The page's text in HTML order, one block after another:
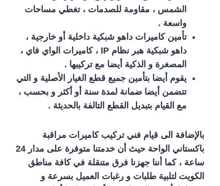
الشمس ، مقاومة للصدمات ، تغطي مساحات
واسعة .
تأمين كاميرات داهو شبكية داخلية أو خارجية ،
داهو شبكية هبر نظام IP ، كاميرات الواي فاي ،
المصغرة و الذكية أيضا مع تركيبها .
يقوم أيضا بتأمين جميع قطع الغيار الأصلية و التي
تتضمن أيضا ضمانة لمدة سنة أو أكثر و بحسب ،
مع القيام بتبديل القطع التالفة بالحديثة .
بالإضافة الى قيام فني تركيب كاميرات مراقبة
باكستاني الواحة حيث أن خدمتنا متوفرة على مدار 24
ساعة ، كما أننا جهزنا فرق متنقلة في كافة مناطق
الكويت لتلبية طلبات و رغبات العميل بسرعة و